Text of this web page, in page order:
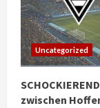
Uncategorized
zwischen